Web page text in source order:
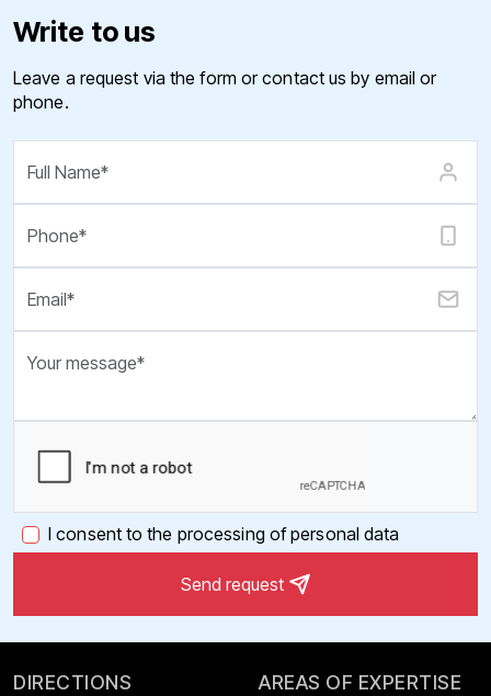
Write to us
Leave a request via the form or contact us by email or
phone.
I consent to the processing of personal data
Send request
DIRECTIONS AREAS OF EXPERTISE